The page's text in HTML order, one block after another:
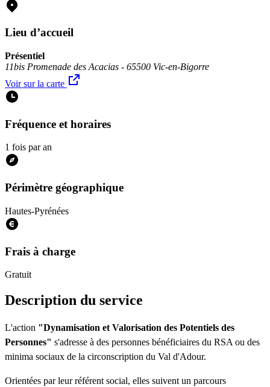
Lieu d’accueil
Présentiel
11bis Promenade des Acacias - 65500 Vic-en-Bigorre
Voir sur la carte
Fréquence et horaires
1 fois par an
Périmètre géographique
Hautes-Pyrénées
Frais à charge
Gratuit
Description du service
L'action "Dynamisation et Valorisation des Potentiels des
Personnes" s'adresse à des personnes bénéficiaires du RSA ou des
minima sociaux de la circonscription du Val d'Adour.
Orientées par leur référent social, elles suivent un parcours